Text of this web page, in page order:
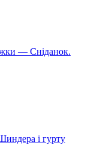
— Сніданок.
і гурту